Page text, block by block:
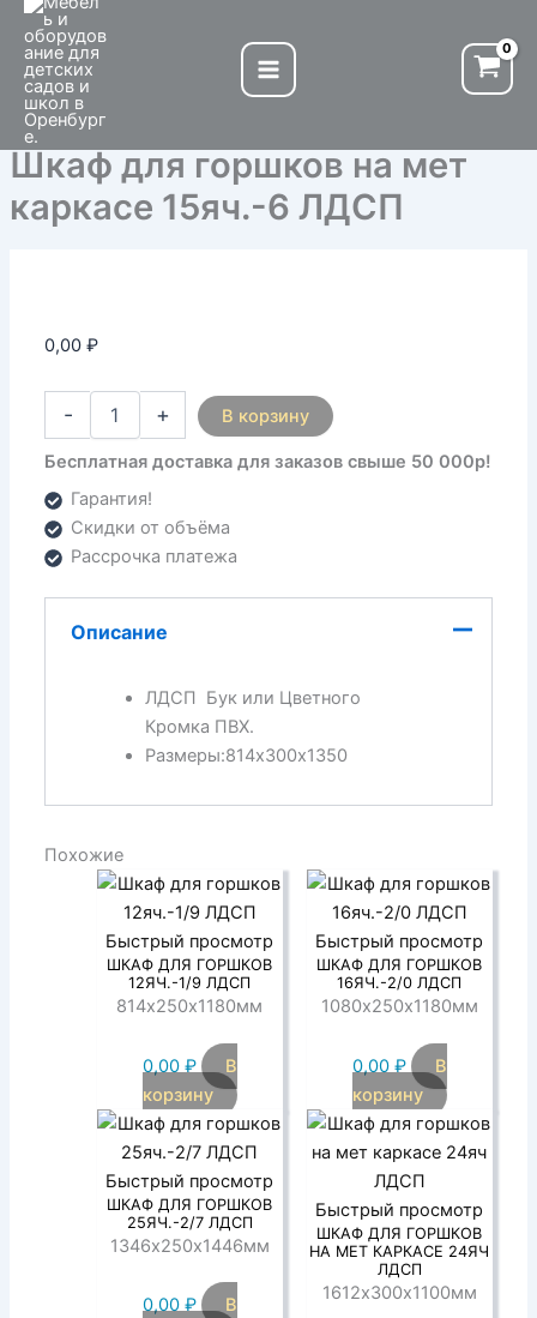
Перейти
содержимому
Шкаф для горшков на мет
каркасе 15яч.-6 ЛДСП
0,00₽
-
Количество
товара
Шкаф
для
горшков
на
мет
каркасе
15яч.-6
ЛДСП
+ В корзину
Бесплатная доставка для заказов свыше 50 000р!
Гарантия!
Скидки от объёма
Рассрочка платежа
Описание
ЛДСП Бук или Цветного
Кромка ПВХ.
Размеры:814х300х1350
Похожие
Быстрый просмотр
ШКАФ ДЛЯ ГОРШКОВ
12ЯЧ.-1/9 ЛДСП
814х250х1180мм
0,00 ₽
В
корзину
Быстрый просмотр
ШКАФ ДЛЯ ГОРШКОВ
16ЯЧ.-2/0 ЛДСП
1080х250х1180мм
0,00 ₽
В
корзину
Быстрый просмотр
ШКАФ ДЛЯ ГОРШКОВ
25ЯЧ.-2/7 ЛДСП
1346х250х1446мм
0,00 ₽
В
Быстрый просмотр
ШКАФ ДЛЯ ГОРШКОВ
НА МЕТ КАРКАСЕ 24ЯЧ
ЛДСП
1612х300х1100мм